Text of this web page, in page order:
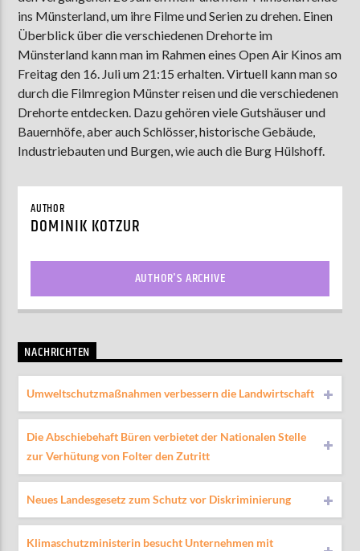
AKTUELLE SENDUNG
MOEBIUS
00:00 18:00
ins Münsterland, um ihre Filme und Serien zu drehen. Einen
Überblick über die verschiedenen Drehorte im
Münsterland kann man im Rahmen eines Open Air Kinos am
Freitag den 16. Juli um 21:15 erhalten. Virtuell kann man so
durch die Filmregion Münster reisen und die verschiedenen
Drehorte entdecken. Dazu gehören viele Gutshäuser und
Bauernhöfe, aber auch Schlösser, historische Gebäude,
Industriebauten und Burgen, wie auch die Burg Hülshoff.
AUTHOR
DOMINIK KOTZUR
AUTHOR'S ARCHIVE
NACHRICHTEN
Umweltschutzmaßnahmen verbessern die Landwirtschaft
Die Abschiebehaft Büren verbietet der Nationalen Stelle
zur Verhütung von Folter den Zutritt
Neues Landesgesetz zum Schutz vor Diskriminierung
Klimaschutzministerin besucht Unternehmen mit